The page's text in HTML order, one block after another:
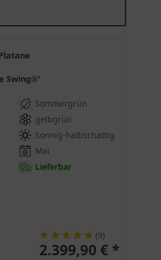
Swing®'
Sommergrün
gelbgrün
Sonnig-halbschattig
Mai
Lieferbar
(9)
2.399,90 € *